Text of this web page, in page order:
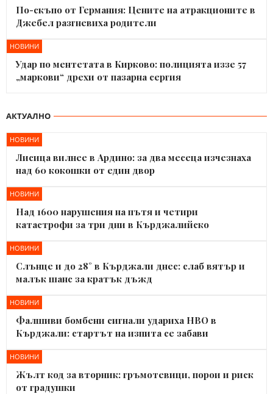
По-скъпо от Германия: Цените на атракционите в
Джебел разгневиха родители
НОВИНИ
Удар по ментетата в Кирково: полицията иззе 57
„маркови“ дрехи от пазарна сергия
АКТУАЛНО
НОВИНИ
Лисица вилнее в Ардино: за два месеца изчезнаха
над 60 кокошки от един двор
НОВИНИ
Над 1600 нарушения на пътя и четири
катастрофи за три дни в Кърджалийско
НОВИНИ
Слънце и до 28° в Кърджали днес: слаб вятър и
малък шанс за кратък дъжд
НОВИНИ
Фалшиви бомбени сигнали удариха НВО в
Кърджали: стартът на изпита се забави
НОВИНИ
Жълт код за вторник: гръмотевици, порои и риск
от градушки